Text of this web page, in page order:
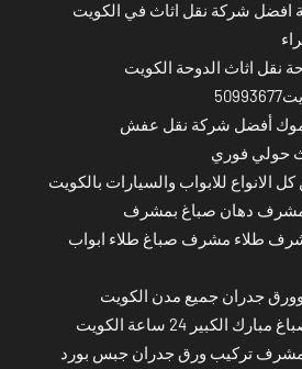
افضل شركة نقل اثاث في الكويت
نقل اثاث الدوحة الكويت
أفضل شركة نقل عفش
حولي فوري
الانواع للابواب والسيارات بالكويت
دهان صباغ بمشرف
طلاء مشرف صباغ طلاء ابواب
جدران جميع مدن الكويت
الكبير 24 ساعة الكويت
تركيب ورق جدران جبس بورد